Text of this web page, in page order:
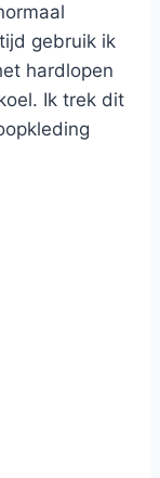
gebruik ik
hardlopen
Ik trek dit